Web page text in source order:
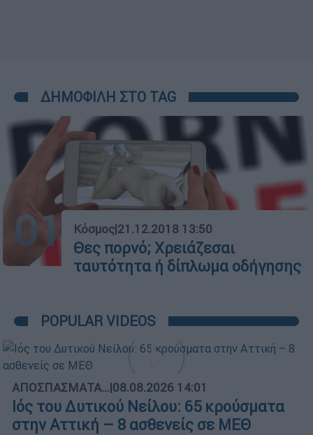
ΔΗΜΟΦΙΛΗ ΣΤΟ TAG
01 Κόσμος|21.12.2018 13:50
Θες πορνό; Χρειάζεσαι
ταυτότητα ή δίπλωμα οδήγησης
POPULAR VIDEOS
ΑΠΟΣΠΑΣΜΑΤΑ...|08.08.2026 14:01
Ιός του Δυτικού Νείλου: 65 κρούσματα
στην Αττική – 8 ασθενείς σε ΜΕΘ